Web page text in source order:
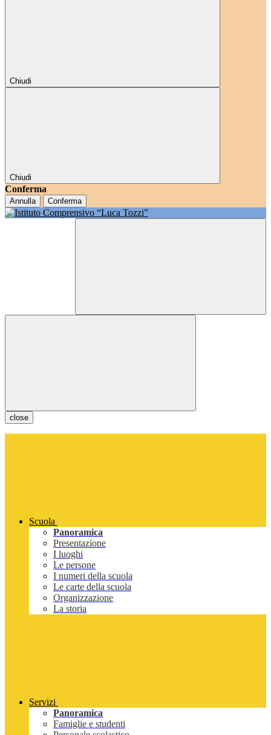
Chiudi
Chiudi
Conferma
Annulla Conferma
close
Scuola
Panoramica
Presentazione
I luoghi
Le persone
I numeri della scuola
Le carte della scuola
Organizzazione
La storia
Servizi
Panoramica
Famiglie e studenti